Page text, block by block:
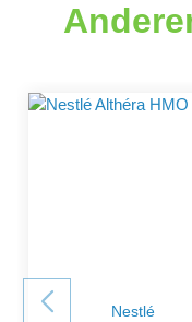
Nestlé